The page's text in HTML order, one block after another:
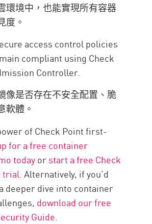
環境中，也能實現所有容器
度。
access control policies
compliant using Check
Controller.
像是否存在不安全配置、脆
軟體。
of Check Point first-
for a free container
todayorstart a free Check
trial. Alternatively, if you’d
deeper dive into container
download our free
Guide.